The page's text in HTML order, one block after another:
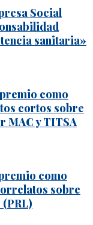
Social
sanitaria»
como
cortos sobre
MAC y TITSA
como
sobre